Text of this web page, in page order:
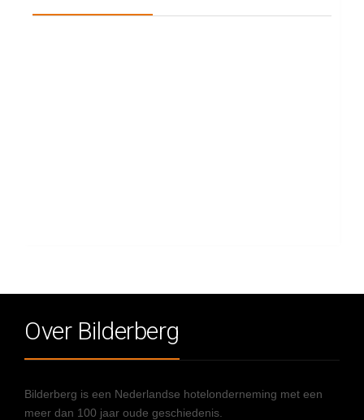
Over Bilderberg
Bilderberg is een Nederlandse hotelonderneming met een
meer dan 100 jaar oude geschiedenis.